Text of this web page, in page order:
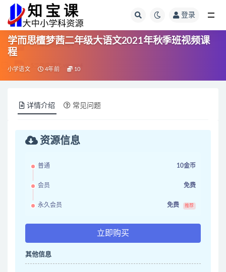
登录
学而思檀梦茜二年级大语文2021年秋季班视频课
程
小学语文 4年前 10
详情介绍 常见问题
资源信息
普通 10金币
会员 免费
永久会员 免费 推荐
立即购买
其他信息
全部